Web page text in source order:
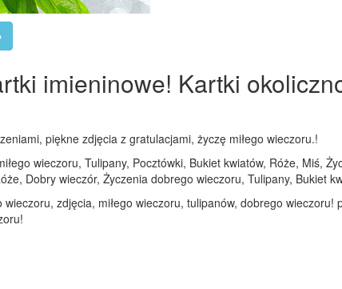
imieninowe! Kartki
piękne zdjęcia z gratulacjami, życzę miłego wieczoru.!
wieczoru, Tulipany, Pocztówki, Bukiet kwiatów, Róże, Miś,
Dobry wieczór, Życzenia dobrego wieczoru, Tulipany, Bukiet
zdjęcia, miłego wieczoru, tulipanów, dobrego